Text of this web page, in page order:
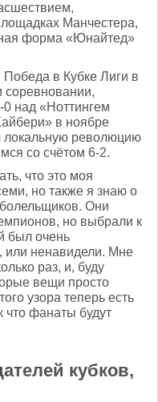
Манчестера,
форма «Юнайтед»
Победа в Кубке Лиги в
соревновании,
0 над «Ноттингем
в ноябре
локальную революцию
со счётом 6-2.
что это моя
но также я знаю о
болельщиков. Они
но выбрали к
был очень
ненавидели. Мне
раз, и, буду
вещи просто
узора теперь есть
фанаты будут
кубков,